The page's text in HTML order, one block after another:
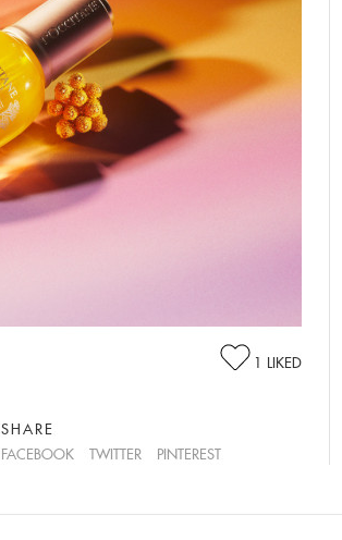
1 LIKED
SHARE
FACEBOOK
TWITTER PINTEREST